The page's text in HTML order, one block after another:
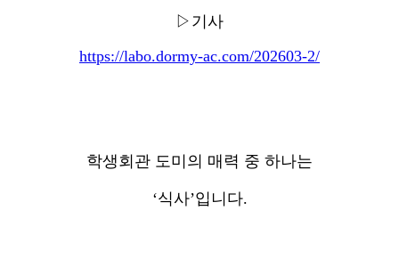
▷기사
https://labo.dormy-ac.com/202603-2/
학생회관 도미의 매력 중 하나는
‘식사’입니다.